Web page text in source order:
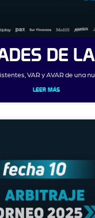
DE LA
VAR y AVAR de una
LEER MÁS